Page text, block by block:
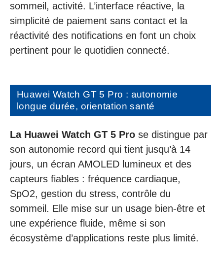
sommeil, activité. L’interface réactive, la
simplicité de paiement sans contact et la
réactivité des notifications en font un choix
pertinent pour le quotidien connecté.
Huawei Watch GT 5 Pro : autonomie
longue durée, orientation santé
La Huawei Watch GT 5 Pro se distingue par
son autonomie record qui tient jusqu’à 14
jours, un écran AMOLED lumineux et des
capteurs fiables : fréquence cardiaque,
SpO2, gestion du stress, contrôle du
sommeil. Elle mise sur un usage bien-être et
une expérience fluide, même si son
écosystème d’applications reste plus limité.